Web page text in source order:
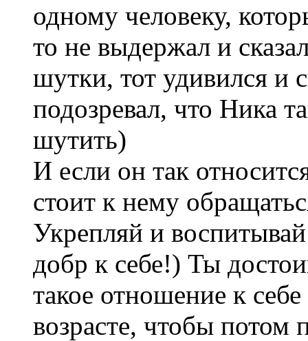
одному человеку,
то не выдержал и
шутки, тот удивился и
подозревал, что Ника
шутить)
И если он так
стоит к нему
Укрепляй и
добр к себе!) Ты
такое отношение к
возрасте, чтобы потом